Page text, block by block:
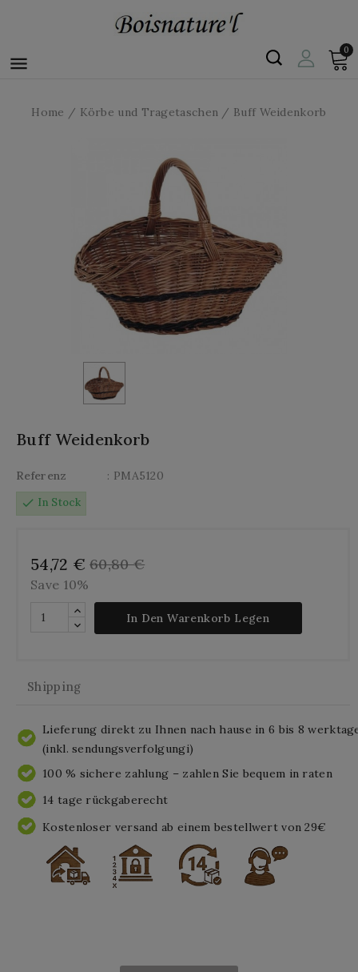

0
Home Körbe und Tragetaschen Buff Weidenkorb
Buff Weidenkorb
Referenz
: PMA5120
check In Stock
54,72 € 60,80 €
Save 10%
In Den Warenkorb Legen
Shipping
Lieferung direkt zu Ihnen nach hause in 6 bis 8
(inkl. sendungsverfolgungi)
100 % sichere zahlung – zahlen Sie bequem in raten
14 tage rückgaberecht
Kostenloser versand ab einem bestellwert von 29€